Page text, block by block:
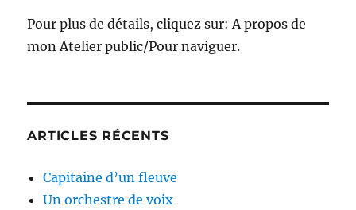
Pour plus de détails, cliquez sur: A propos de
mon Atelier public/Pour naviguer.
ARTICLES RÉCENTS
Capitaine d’un fleuve
Un orchestre de voix